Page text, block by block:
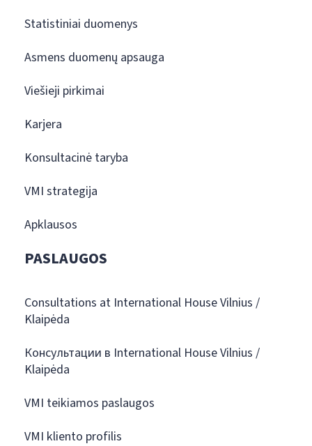
Statistiniai duomenys
Asmens duomenų apsauga
Viešieji pirkimai
Karjera
Konsultacinė taryba
VMI strategija
Apklausos
PASLAUGOS
Consultations at International House Vilnius /
Klaipėda
Консультации в International House Vilnius /
Klaipėda
VMI teikiamos paslaugos
VMI kliento profilis